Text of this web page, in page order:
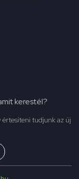
kerestél?
értesíteni tudjunk az új